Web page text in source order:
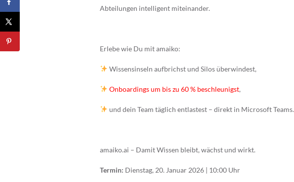
Abteilungen intelligent miteinander.
Erlebe wie Du mit amaiko:
Wissensinseln aufbrichst und Silos überwindest,
Onboardings um bis zu 60 % beschleunigst,
und dein Team täglich entlastest – direkt in Microsoft Teams.
amaiko.ai – Damit Wissen bleibt, wächst und wirkt.
Termin: Dienstag, 20. Januar 2026 | 10:00 Uhr